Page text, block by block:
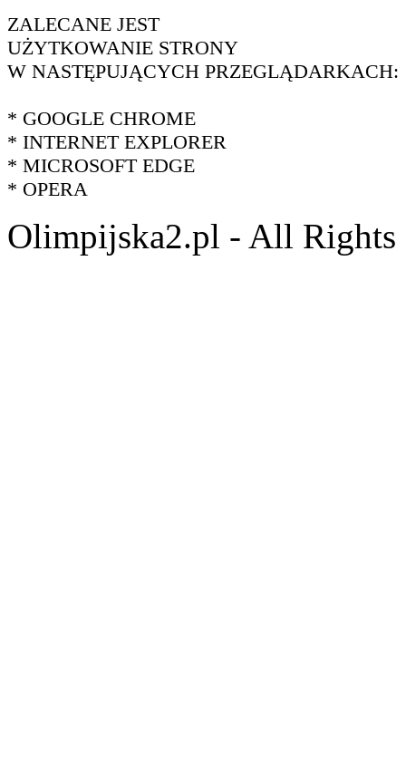
ZALECANE JEST
UŻYTKOWANIE STRONY
W NASTĘPUJĄCYCH PRZEGLĄDARKACH:
* GOOGLE CHROME
* INTERNET EXPLORER
* MICROSOFT EDGE
* OPERA
Olimpijska2.pl - All Rights